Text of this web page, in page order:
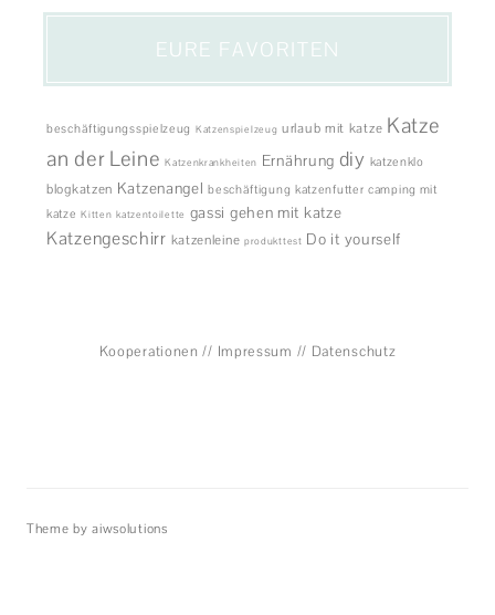
EURE FAVORITEN
beschäftigungsspielzeug Katzenspielzeug urlaub mit katze Katze
an der Leine Katzenkrankheiten Ernährung diy katzenklo
blogkatzen Katzenangel beschäftigung katzenfutter camping mit
katze Kitten katzentoilette gassi gehen mit katze
Katzengeschirr katzenleine produkttest Do it yourself
Kooperationen // Impressum // Datenschutz
Theme by aiwsolutions